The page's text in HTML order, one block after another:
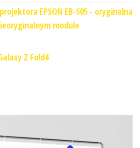
EPSON EB-S05 - oryginalna
module
Z Fold4